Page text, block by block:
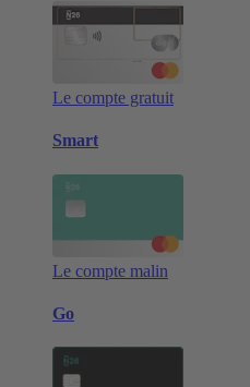
Le compte gratuit
Smart
Le compte malin
Go